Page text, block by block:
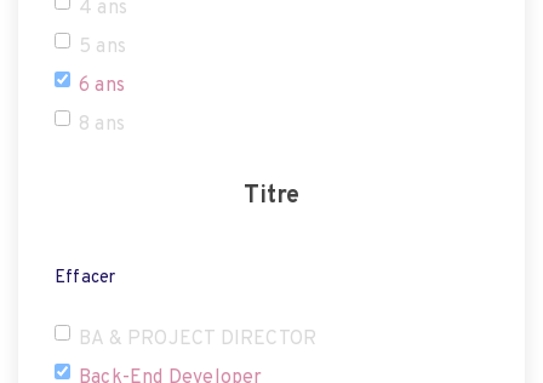
4 ans
5 ans
6 ans
8 ans
Titre
Effacer
BA & PROJECT DIRECTOR
Back-End Developer